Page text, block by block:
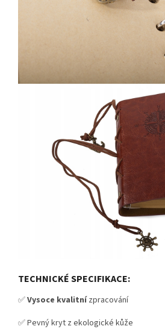
TECHNICKÉ SPECIFIKACE:
✅Vysoce kvalitnízpracování
✅ Pevný kryt z ekologické kůže